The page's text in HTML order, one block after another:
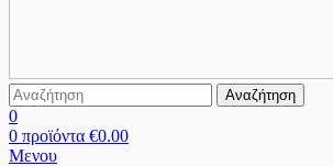
Αναζήτηση
0
0 προϊόντα €0.00
Μενου